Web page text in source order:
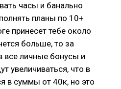
часы и банально
планы по 10+
принесет тебе около
больше, то за
все личные бонусы и
увеличиваться, что в
в суммы от 40к, но это